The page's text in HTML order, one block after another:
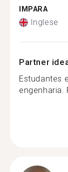
IMPARA
Inglese
Partner
Estudantes
engenharia.